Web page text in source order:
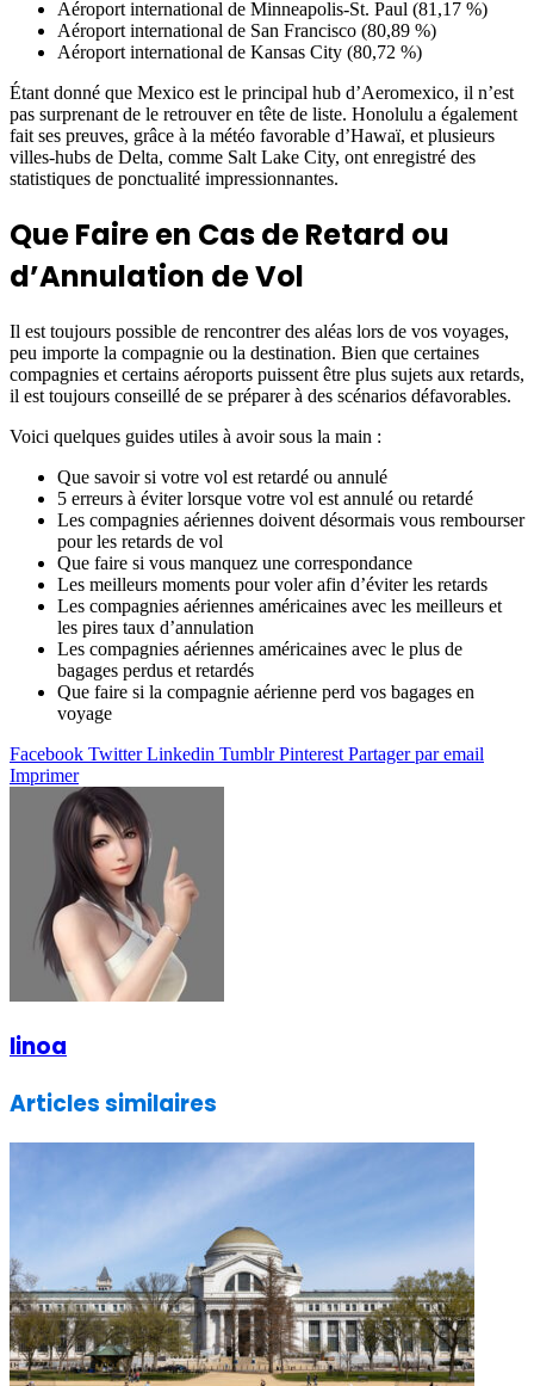
Aéroport international de Minneapolis-St. Paul (81,17 %)
Aéroport international de San Francisco (80,89 %)
Aéroport international de Kansas City (80,72 %)
Étant donné que Mexico est le principal hub d’Aeromexico, il n’est
pas surprenant de le retrouver en tête de liste. Honolulu a également
fait ses preuves, grâce à la météo favorable d’Hawaï, et plusieurs
villes-hubs de Delta, comme Salt Lake City, ont enregistré des
statistiques de ponctualité impressionnantes.
Que Faire en Cas de Retard ou
d’Annulation de Vol
Il est toujours possible de rencontrer des aléas lors de vos voyages,
peu importe la compagnie ou la destination. Bien que certaines
compagnies et certains aéroports puissent être plus sujets aux retards,
il est toujours conseillé de se préparer à des scénarios défavorables.
Voici quelques guides utiles à avoir sous la main :
Que savoir si votre vol est retardé ou annulé
5 erreurs à éviter lorsque votre vol est annulé ou retardé
Les compagnies aériennes doivent désormais vous rembourser
pour les retards de vol
Que faire si vous manquez une correspondance
Les meilleurs moments pour voler afin d’éviter les retards
Les compagnies aériennes américaines avec les meilleurs et
les pires taux d’annulation
Les compagnies aériennes américaines avec le plus de
bagages perdus et retardés
Que faire si la compagnie aérienne perd vos bagages en
voyage
Facebook Twitter Linkedin Tumblr Pinterest Partager par email
Imprimer
linoa
Articles similaires